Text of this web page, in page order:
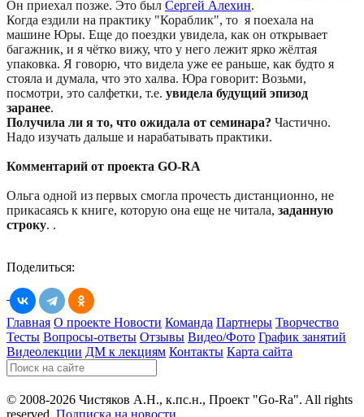
Он приехал позже. Это был Сергей Алехин.
Когда ездили на практику "Кораблик", то я поехала на
машине Юры. Еще до поездки увидела, как он открывает
багажник, и я чётко вижу, что у него лежит ярко жёлтая
упаковка. Я говорю, что видела уже ее раньше, как будто я
стояла и думала, что это халва. Юра говорит: Возьми,
посмотри, это салфетки, т.е. увидела будущий эпизод
заранее.
Получила ли я то, что ожидала от семинара? Частично.
Надо изучать дальше и нарабатывать практики.
Комментарий от проекта GO-RA
Ольга одной из первых смогла прочесть дистанционно, не
прикасаясь к книге, которую она еще не читала, заданную
строку. .
Поделиться:
Главная О проекте Новости Команда Партнеры Творчество
Тесты Вопросы-ответы Отзывы Видео/Фото График занятий
Видеолекции ДМ к лекциям Контакты Карта сайта
© 2008-2026 Чистяков А.Н., к.пс.н., Проект "Go-Ra". All rights
reserved. Подписка на новости